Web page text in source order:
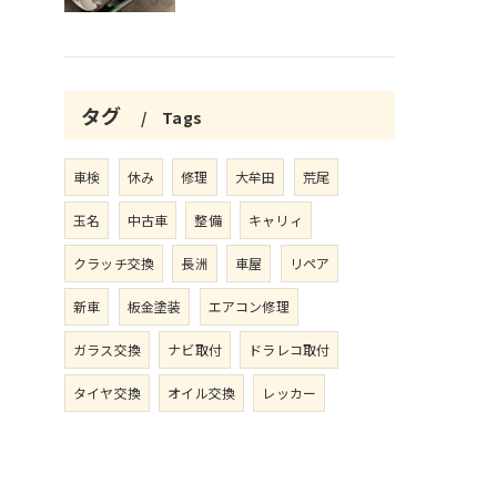
タグ Tags
車検 休み 修理 大牟田 荒尾
玉名 中古車 整備 キャリィ
クラッチ交換 長洲 車屋 リペア
新車 板金塗装 エアコン修理
ガラス交換 ナビ取付 ドラレコ取付
タイヤ交換 オイル交換 レッカー